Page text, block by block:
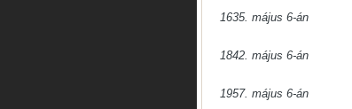
1635. május 6-án
1842. május 6-án
1957. május 6-án